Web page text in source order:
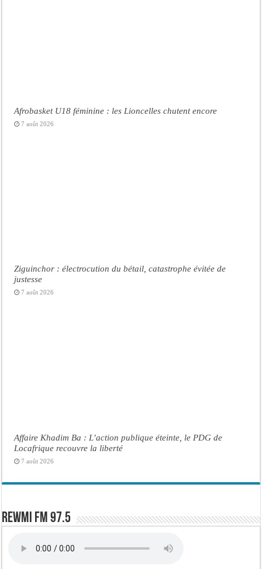
Afrobasket U18 féminine : les Lioncelles chutent encore
7 août 2026
Ziguinchor : électrocution du bétail, catastrophe évitée de
justesse
7 août 2026
Affaire Khadim Ba : L’action publique éteinte, le PDG de
Locafrique recouvre la liberté
7 août 2026
Rewmi FM 97.5